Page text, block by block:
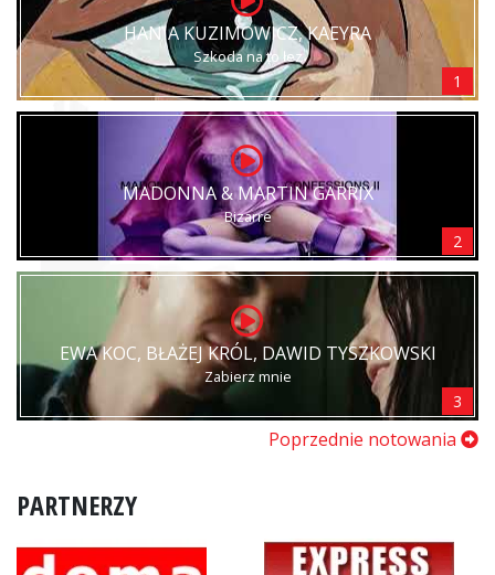
HANIA KUZIMOWICZ, KAEYRA
Szkoda na to łez
1
MADONNA & MARTIN GARRIX
Bizarre
2
EWA KOC, BŁAŻEJ KRÓL, DAWID TYSZKOWSKI
Zabierz mnie
3
Poprzednie notowania
PARTNERZY